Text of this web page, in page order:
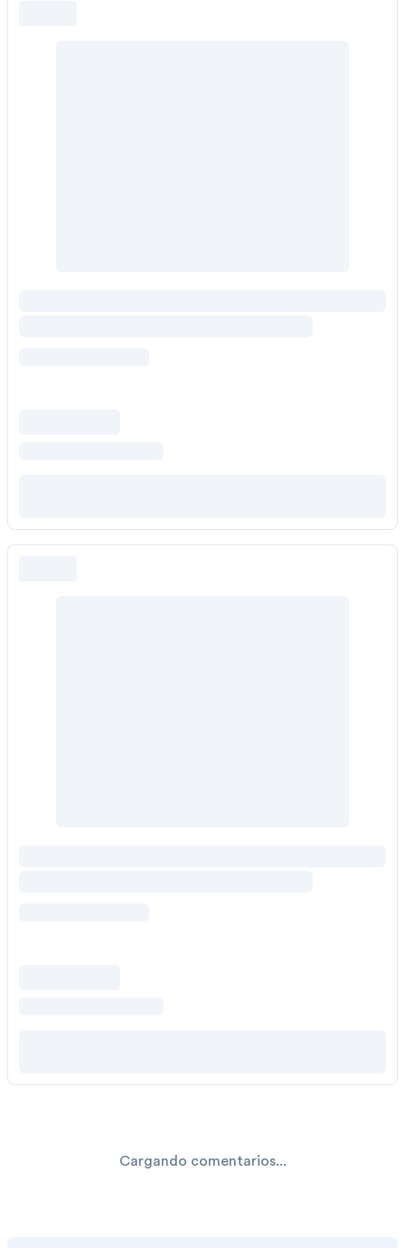
Cargando comentarios...